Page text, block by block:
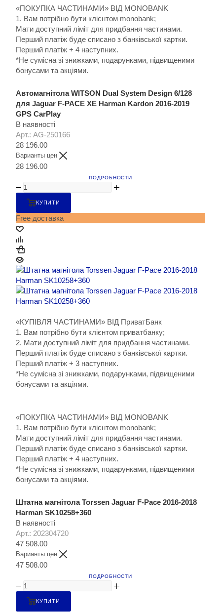
«ПОКУПКА ЧАСТИНАМИ» ВІД MONOBANK
1. Вам потрібно бути клієнтом monobank;
Мати доступний ліміт для придбання частинами.
Перший платіж буде списано з банківської картки.
Перший платіж + 4 наступних.
*Не сумісна зі знижками, подарунками, підвищеними
бонусами та акціями.
Автомагнітола WITSON Dual System Design 6/128
для Jaguar F-PACE XE Harman Kardon 2016-2019
GPS CarPlay
В наявності
Арт.: AG-250166
28 196.00
Варианты цен
28 196.00
ПОДРОБНОСТИ
КУПИТИ
Free доставка
«КУПІВЛЯ ЧАСТИНАМИ» ВІД ПриватБанк
1. Вам потрібно бути клієнтом приватбанку;
2. Мати доступний ліміт для придбання частинами.
Перший платіж буде списано з банківської картки.
Перший платіж + 3 наступних.
*Не сумісна зі знижками, подарунками, підвищеними
бонусами та акціями.
«ПОКУПКА ЧАСТИНАМИ» ВІД MONOBANK
1. Вам потрібно бути клієнтом monobank;
Мати доступний ліміт для придбання частинами.
Перший платіж буде списано з банківської картки.
Перший платіж + 4 наступних.
*Не сумісна зі знижками, подарунками, підвищеними
бонусами та акціями.
Штатна магнітола Torssen Jaguar F-Pace 2016-2018
Harman SK10258+360
В наявності
Арт.: 202304720
47 508.00
Варианты цен
47 508.00
ПОДРОБНОСТИ
КУПИТИ